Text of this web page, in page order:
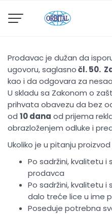
Prodavac je dužan da
ugovoru, saglasnočl. 50.
kao i da odgovara za
U skladu sa Zakonom o
prihvata obavezu da bez
od 10 dana od prijema
obrazloženjem odluke i
Ukoliko je u pitanju proizvod
Po sadržini, kvalitetu i
prodavca
Po sadržini, kvalitetu i
dalo treće lice u ime
Poseduje potrebna